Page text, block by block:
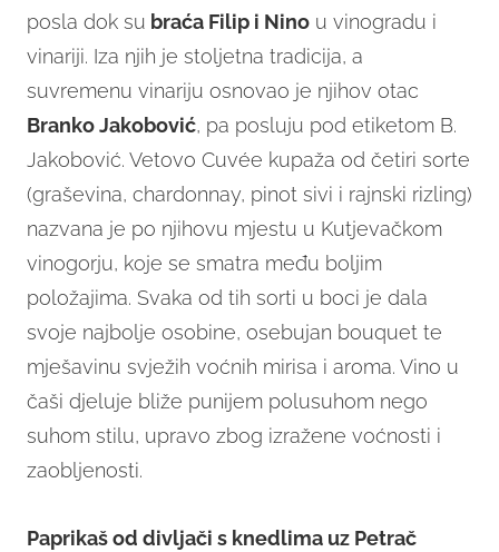
posla dok su braća Filip i Nino u vinogradu i
vinariji. Iza njih je stoljetna tradicija, a
suvremenu vinariju osnovao je njihov otac
Branko Jakobović, pa posluju pod etiketom B.
Jakobović. Vetovo Cuvée kupaža od četiri sorte
(graševina, chardonnay, pinot sivi i rajnski rizling)
nazvana je po njihovu mjestu u Kutjevačkom
vinogorju, koje se smatra među boljim
položajima. Svaka od tih sorti u boci je dala
svoje najbolje osobine, osebujan bouquet te
mješavinu svježih voćnih mirisa i aroma. Vino u
čaši djeluje bliže punijem polusuhom nego
suhom stilu, upravo zbog izražene voćnosti i
zaobljenosti.
Paprikaš od divljači s knedlima uz Petrač